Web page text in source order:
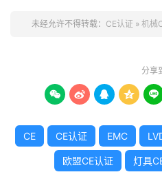
未经允许不得转载： CE认证 » 机械
分享
    
CE CE认证 EMC
欧盟CE认证 灯具